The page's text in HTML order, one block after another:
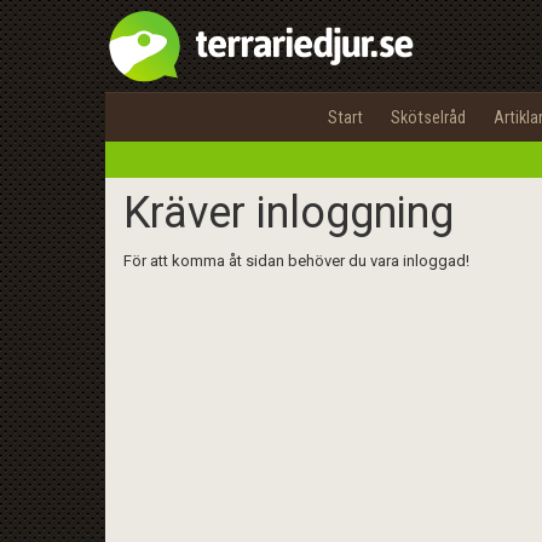
Start Skötselråd Artiklar
Kräver inloggning
För att komma åt sidan behöver du vara inloggad!